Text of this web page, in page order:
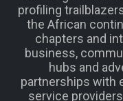
profiling
the African
chapters and
business,
hubs and
partnerships with
service